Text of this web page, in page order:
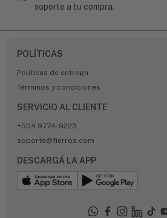
soporte a tu compra.
POLÍTICAS
Políticas de entrega
Términos y condiciones
SERVICIO AL CLIENTE
+504 9774-9223
soporte@fierros.com
DESCARGÁ LA APP